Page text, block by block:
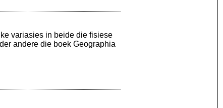
variasies in beide die fisiese
andere die boek Geographia